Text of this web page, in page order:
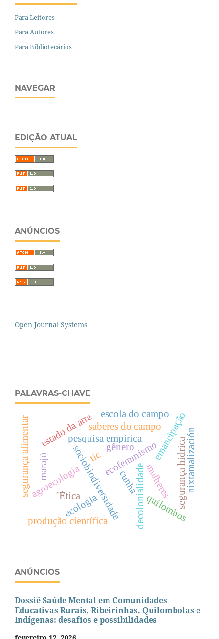
Para Leitores
Para Autores
Para Bibliotecários
NAVEGAR
EDIÇÃO ATUAL
ANÚNCIOS
Open Journal Systems
PALAVRAS-CHAVE
decolonialidade
sociobiodiversidade
pesquisa empírica
´Ética
ecologia
mulheres
estado da arte
ecofeminismo
agroecologia
emancipação
saberes do campo
cunha
escola do campo
quilombos
gênero
segurança alimentar segurança hídricanixtamalización
tic
produção científica
marajó
ANÚNCIOS
Dossiê Saúde Mental em Comunidades
Educativas Rurais, Ribeirinhas, Quilombolas e
Indígenas: desafios e possibilidades